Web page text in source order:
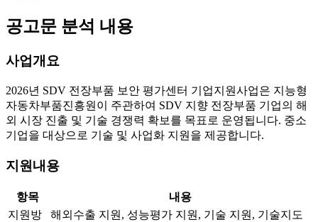
공고문 분석 내용
사업개요
2026년 SDV 전장부품 보안 평가센터 기업지원사업은 지능형
자동차부품진흥원이 주관하여 SDV 지향 전장부품 기업의 해
외 시장 진출 및 기술 경쟁력 확보를 목표로 운영됩니다. 중소
기업을 대상으로 기술 및 사업화 지원을 제공합니다.
지원내용
항목
내용
지원방
해외수출 지원, 성능평가 지원, 기술 지원, 기술지도